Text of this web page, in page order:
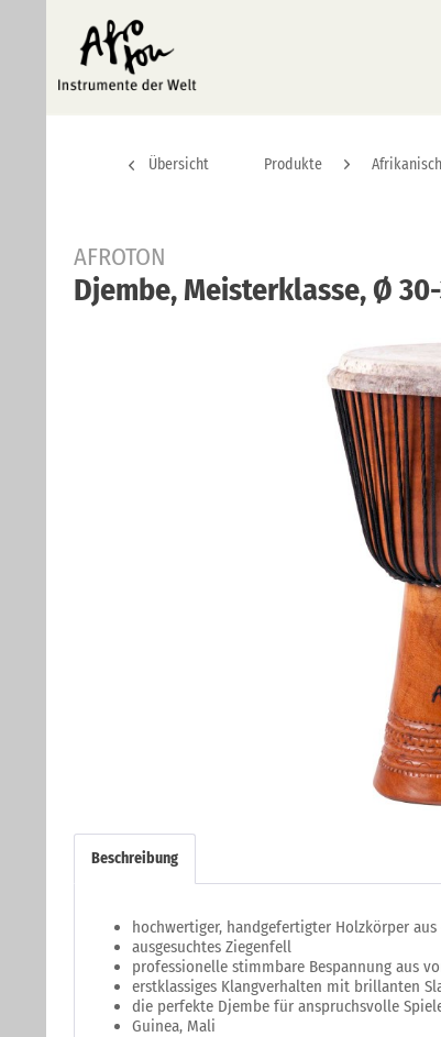
Übersicht Produkte
AFROTON
Djembe, Meisterklasse, Ø
Beschreibung
hochwertiger, handgefertigter Holzkörper
ausgesuchtes Ziegenfell
professionelle stimmbare Bespannung aus
erstklassiges Klangverhalten mit brillanten
die perfekte Djembe für anspruchsvolle
Guinea, Mali